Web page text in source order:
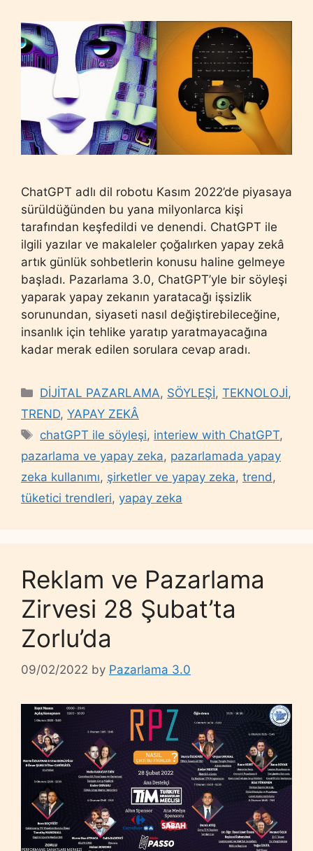
ChatGPT adlı dil robotu Kasım 2022’de piyasaya
sürüldüğünden bu yana milyonlarca kişi
tarafından keşfedildi ve denendi. ChatGPT ile
ilgili yazılar ve makaleler çoğalırken yapay zekâ
artık günlük sohbetlerin konusu haline gelmeye
başladı. Pazarlama 3.0, ChatGPT’yle bir söyleşi
yaparak yapay zekanın yaratacağı işsizlik
sorunundan, siyaseti nasıl değiştirebileceğine,
insanlık için tehlike yaratıp yaratmayacağına
kadar merak edilen sorulara cevap aradı.
Categories
DİJİTAL PAZARLAMA, SÖYLEŞİ,TEKNOLOJİ,
TREND, YAPAY ZEKÂ
Tags
chatGPT ile söyleşi, interiew with ChatGPT,
pazarlama ve yapay zeka, pazarlamada yapay
zeka kullanımı, şirketler ve yapay zeka, trend,
tüketici trendleri, yapay zeka
Reklam ve Pazarlama
Zirvesi 28 Şubat’ta
Zorlu’da
09/02/2022 by Pazarlama 3.0